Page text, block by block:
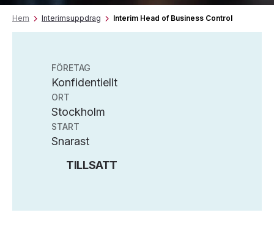
Hem Interimsuppdrag Interim Head of Business Control
FÖRETAG
Konfidentiellt
ORT
Stockholm
START
Snarast
TILLSATT